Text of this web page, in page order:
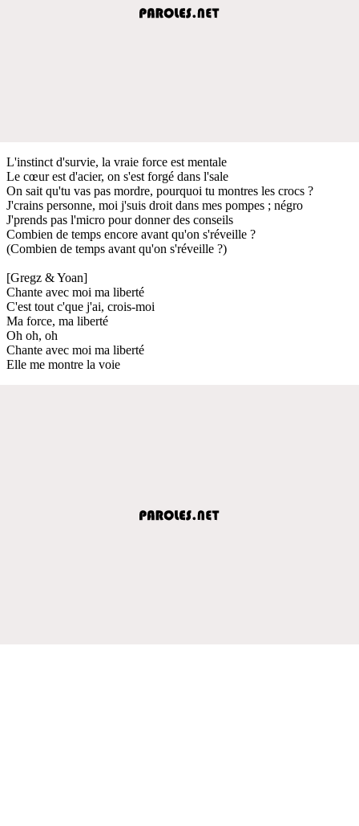
L'instinct d'survie, la vraie force est mentale
Le cœur est d'acier, on s'est forgé dans l'sale
On sait qu'tu vas pas mordre, pourquoi tu montres les crocs ?
J'crains personne, moi j'suis droit dans mes pompes ; négro
J'prends pas l'micro pour donner des conseils
Combien de temps encore avant qu'on s'réveille ?
(Combien de temps avant qu'on s'réveille ?)
[Gregz & Yoan]
Chante avec moi ma liberté
C'est tout c'que j'ai, crois-moi
Ma force, ma liberté
Oh oh, oh
Chante avec moi ma liberté
Elle me montre la voie